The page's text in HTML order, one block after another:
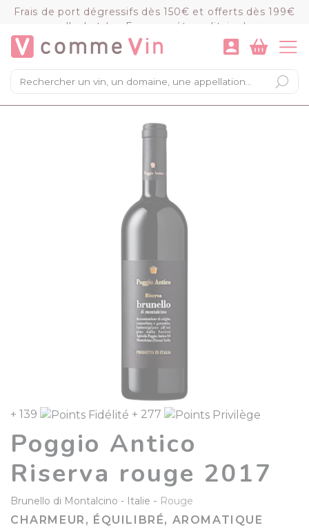
Frais de port dégressifs dès 150€ et offerts dès 199€
d'achat (en France métropolitaine)
×
Mon panier
Chargement du panier...
VOIR LE PANIER COMMANDER
+ 139 + 277
Poggio Antico
Riserva rouge 2017
Brunello di Montalcino Italie - Rouge
CHARMEUR, ÉQUILIBRÉ, AROMATIQUE
Panneau de gestion des cookies